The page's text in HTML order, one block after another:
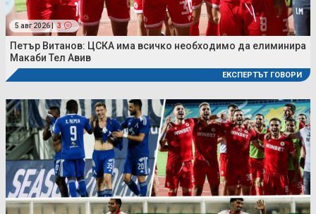
5 авг 2026 | 3
Петър Витанов: ЦСКА има всичко необходимо да елиминира
Макаби Тел Авив
ЕКСПЕРТЪТ ГОВОРИ